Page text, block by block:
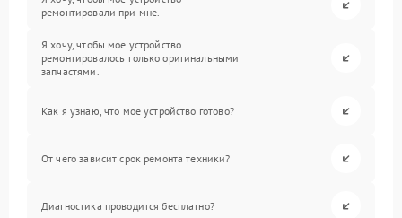
ремонтировали при мне.
Я хочу, чтобы мое устройство
ремонтировалось только оригинальными
запчастями.
Как я узнаю, что мое устройство готово?
От чего зависит срок ремонта техники?
Диагностика проводится бесплатно?